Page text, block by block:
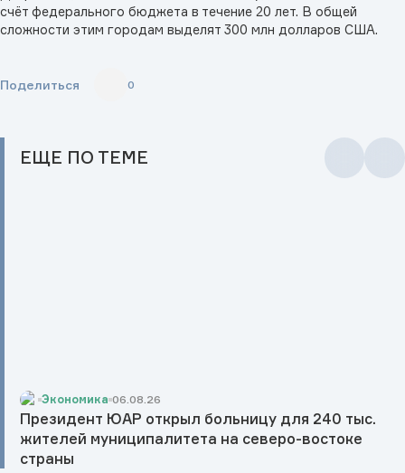
счёт федерального бюджета в течение 20 лет. В общей
сложности этим городам выделят 300 млн долларов США.
Поделиться 0
ЕЩЕ ПО ТЕМЕ
Экономика 06.08.26
Президент ЮАР открыл больницу для 240 тыс.
жителей муниципалитета на северо-востоке
страны